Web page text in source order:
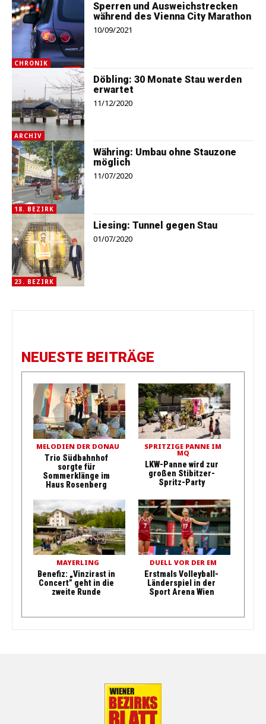
CHRONIK
Sperren und Ausweichstrecken
während des Vienna City Marathon
10/09/2021
ARCHIV
Döbling: 30 Monate Stau werden
erwartet
11/12/2020
18. BEZIRK
Währing: Umbau ohne Stauzone
möglich
11/07/2020
23. BEZIRK
Liesing: Tunnel gegen Stau
01/07/2020
NEUESTE BEITRÄGE
MELODIEN DER DONAU
Trio Südbahnhof
sorgte für
Sommerklänge im
Haus Rosenberg
SPRITZIGE PANNE IM
MQ
LKW-Panne wird zur
großen Stibitzer-
Spritz-Party
MAYERLING
Benefiz: „Vinzirast in
Concert” geht in die
zweite Runde
DUELL VOR DER EM
Erstmals Volleyball-
Länderspiel in der
Sport Arena Wien